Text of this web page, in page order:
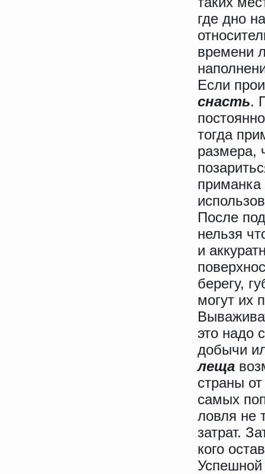
где дно
времени
Если
снасть.
тогда
размера,
приманка
После
нельзя
и
берегу,
могут их
это надо
добычи
леща
страны
самых
ловля не
затрат.
кого